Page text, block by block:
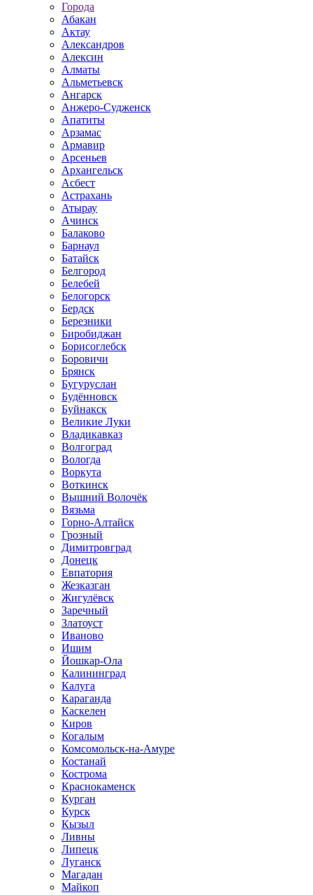
Города
Абакан
Актау
Александров
Алексин
Алматы
Альметьевск
Ангарск
Анжеро-Судженск
Апатиты
Арзамас
Армавир
Арсеньев
Архангельск
Асбест
Астрахань
Атырау
Ачинск
Балаково
Барнаул
Батайск
Белгород
Белебей
Белогорск
Бердск
Березники
Биробиджан
Борисоглебск
Боровичи
Брянск
Бугуруслан
Будённовск
Буйнакск
Великие Луки
Владикавказ
Волгоград
Вологда
Воркута
Воткинск
Вышний Волочёк
Вязьма
Горно-Алтайск
Грозный
Димитровград
Донецк
Евпатория
Жезказган
Жигулёвск
Заречный
Златоуст
Иваново
Ишим
Йошкар-Ола
Калининград
Калуга
Караганда
Каскелен
Киров
Когалым
Комсомольск-на-Амуре
Костанай
Кострома
Краснокаменск
Курган
Курск
Кызыл
Ливны
Липецк
Луганск
Магадан
Майкоп